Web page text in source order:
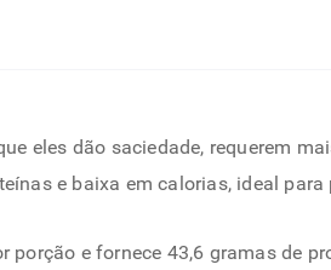
eles dão saciedade, requerem
e baixa em calorias, ideal para
e fornece 43,6 gramas de